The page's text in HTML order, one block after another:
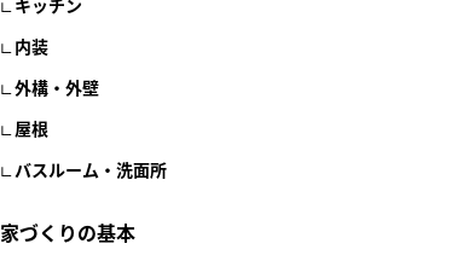
キッチン
内装
外構・外壁
屋根
バスルーム・洗面所
家づくりの基本